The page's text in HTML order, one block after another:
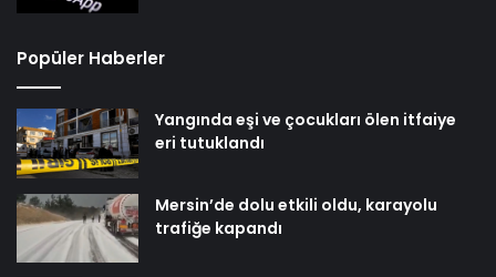
Popüler Haberler
Yangında eşi ve çocukları ölen itfaiye
eri tutuklandı
Mersin’de dolu etkili oldu, karayolu
trafiğe kapandı